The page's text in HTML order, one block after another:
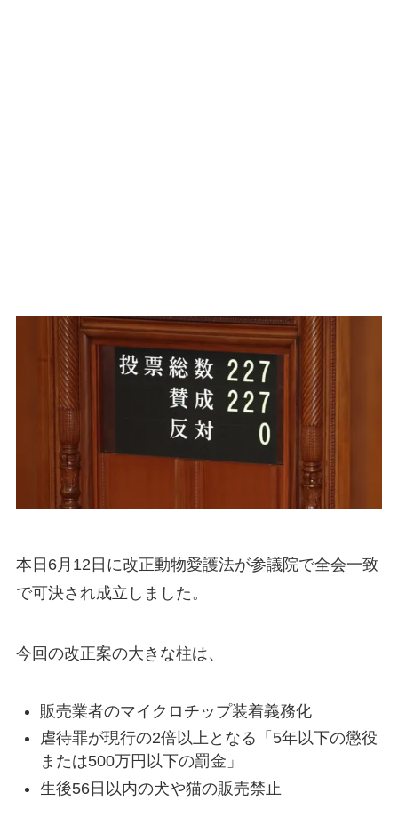
本日6月12日に改正動物愛護法が参議院で全会一致
で可決され成立しました。
今回の改正案の大きな柱は、
販売業者のマイクロチップ装着義務化
虐待罪が現行の2倍以上となる「5年以下の懲役
または500万円以下の罰金」
生後56日以内の犬や猫の販売禁止